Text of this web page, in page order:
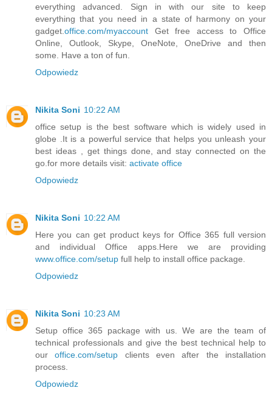
everything advanced. Sign in with our site to keep
everything that you need in a state of harmony on your
gadget. office.com/myaccount Get free access to Office
Online, Outlook, Skype, OneNote, OneDrive and then
some. Have a ton of fun.
Odpowiedz
Nikita Soni 10:22 AM
office setup is the best software which is widely used in
globe .It is a powerful service that helps you unleash your
best ideas , get things done, and stay connected on the
go.for more details visit: activate office
Odpowiedz
Nikita Soni 10:22 AM
Here you can get product keys for Office 365 full version
and individual Office apps.Here we are providing
www.office.com/setup full help to install office package.
Odpowiedz
Nikita Soni 10:23 AM
Setup office 365 package with us. We are the team of
technical professionals and give the best technical help to
ouroffice.com/setup clients even after the installation
process.
Odpowiedz